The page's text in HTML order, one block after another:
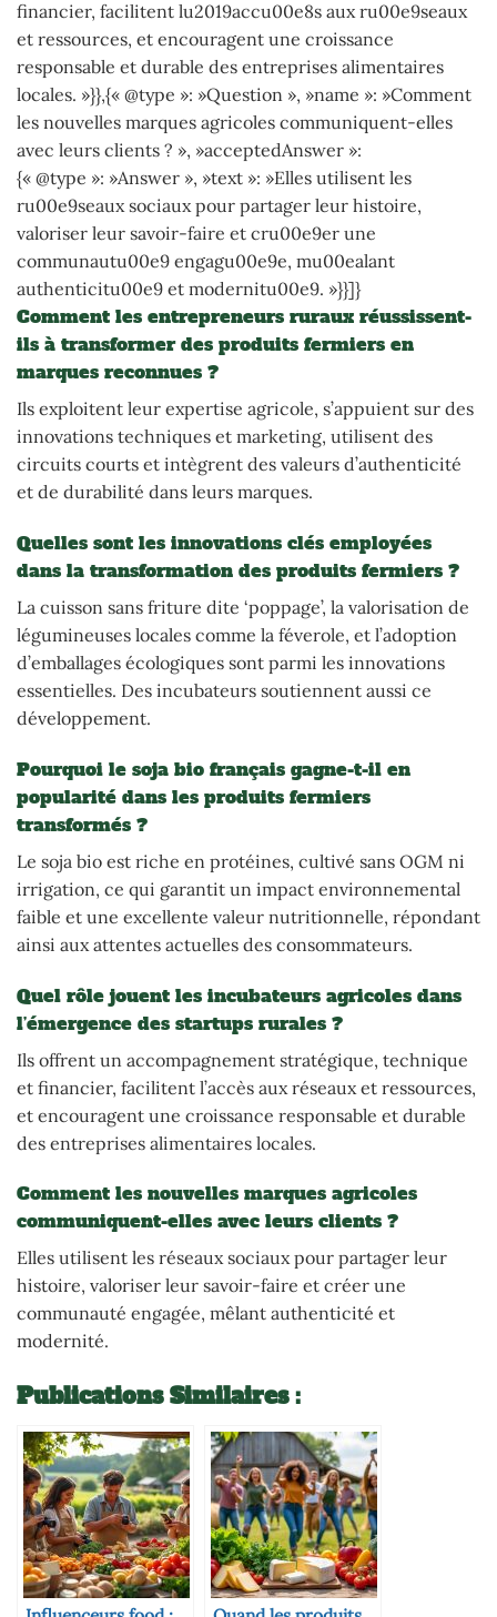
financier, facilitent lu2019accu00e8s aux ru00e9seaux
et ressources, et encouragent une croissance
responsable et durable des entreprises alimentaires
locales. »}},{« @type »: »Question », »name »: »Comment
les nouvelles marques agricoles communiquent-elles
avec leurs clients ? », »acceptedAnswer »:
{« @type »: »Answer », »text »: »Elles utilisent les
ru00e9seaux sociaux pour partager leur histoire,
valoriser leur savoir-faire et cru00e9er une
communautu00e9 engagu00e9e, mu00ealant
authenticitu00e9 et modernitu00e9. »}}]}
Comment les entrepreneurs ruraux réussissent-
ils à transformer des produits fermiers en
marques reconnues ?
Ils exploitent leur expertise agricole, s’appuient sur des
innovations techniques et marketing, utilisent des
circuits courts et intègrent des valeurs d’authenticité
et de durabilité dans leurs marques.
Quelles sont les innovations clés employées
dans la transformation des produits fermiers ?
La cuisson sans friture dite ‘poppage’, la valorisation de
légumineuses locales comme la féverole, et l’adoption
d’emballages écologiques sont parmi les innovations
essentielles. Des incubateurs soutiennent aussi ce
développement.
Pourquoi le soja bio français gagne-t-il en
popularité dans les produits fermiers
transformés ?
Le soja bio est riche en protéines, cultivé sans OGM ni
irrigation, ce qui garantit un impact environnemental
faible et une excellente valeur nutritionnelle, répondant
ainsi aux attentes actuelles des consommateurs.
Quel rôle jouent les incubateurs agricoles dans
l’émergence des startups rurales ?
Ils offrent un accompagnement stratégique, technique
et financier, facilitent l’accès aux réseaux et ressources,
et encouragent une croissance responsable et durable
des entreprises alimentaires locales.
Comment les nouvelles marques agricoles
communiquent-elles avec leurs clients ?
Elles utilisent les réseaux sociaux pour partager leur
histoire, valoriser leur savoir-faire et créer une
communauté engagée, mêlant authenticité et
modernité.
Publications Similaires :